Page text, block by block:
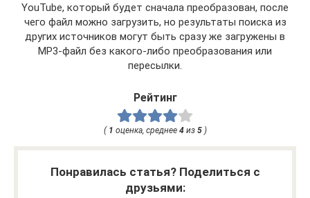
YouTube, который будет сначала преобразован, после
чего файл можно загрузить, но результаты поиска из
других источников могут быть сразу же загружены в
MP3-файл без какого-либо преобразования или
пересылки.
Рейтинг
( 1 оценка, среднее 4из 5)
Понравилась статья? Поделиться с
друзьями: